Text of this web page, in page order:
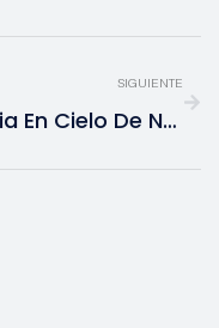
SIGUIENTE
Magia En Cielo De NWT